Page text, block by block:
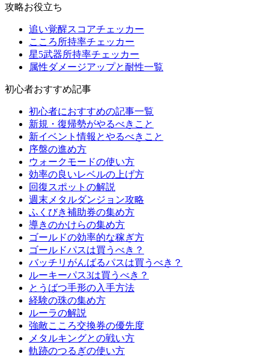
攻略お役立ち
追い覚醒スコアチェッカー
こころ所持率チェッカー
星5武器所持率チェッカー
属性ダメージアップと耐性一覧
初心者おすすめ記事
初心者におすすめの記事一覧
新規・復帰勢がやるべきこと
新イベント情報とやるべきこと
序盤の進め方
ウォークモードの使い方
効率の良いレベルの上げ方
回復スポットの解説
週末メタルダンジョン攻略
ふくびき補助券の集め方
導きのかけらの集め方
ゴールドの効率的な稼ぎ方
ゴールドパスは買うべき？
バッチリがんばるパスは買うべき？
ルーキーパス3は買うべき？
とうばつ手形の入手方法
経験の珠の集め方
ルーラの解説
強敵こころ交換券の優先度
メタルキングとの戦い方
軌跡のつるぎの使い方